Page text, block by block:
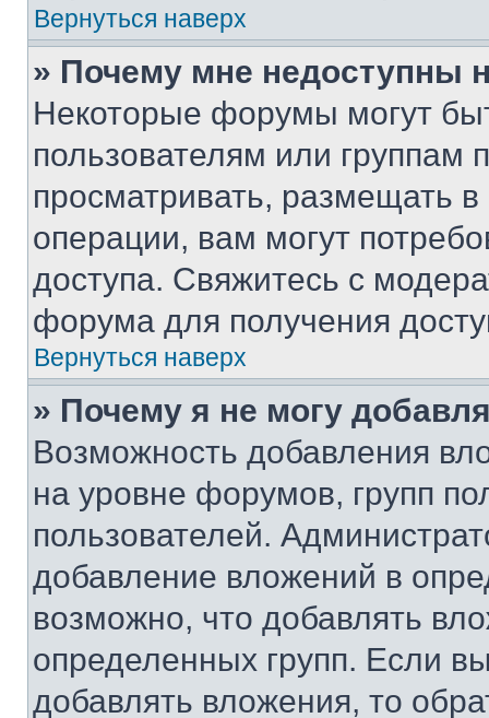
Вернуться наверх
» Почему мне недоступны
Некоторые форумы могут
пользователям или группам
просматривать, размещать
операции, вам могут
доступа. Свяжитесь с
форума для получения
Вернуться наверх
» Почему я не могу
Возможность добавления
на уровне форумов, групп
пользователей.
добавление вложений в
возможно, что добавлять
определенных групп. Если
добавлять вложения, то